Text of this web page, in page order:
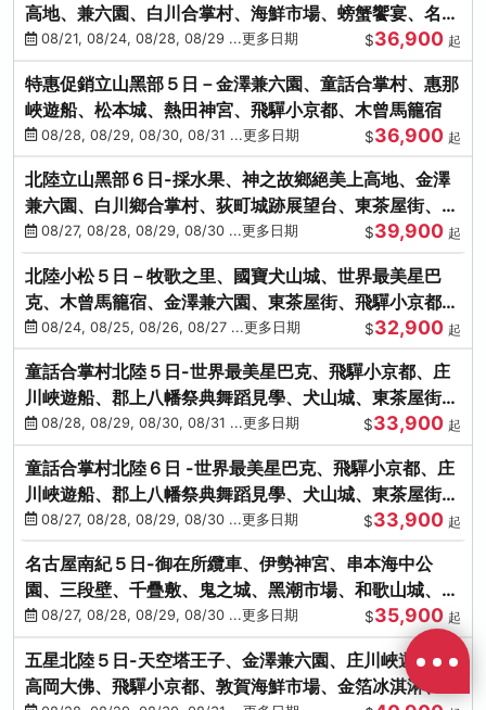
高地、兼六園、白川合掌村、海鮮市場、螃蟹饗宴、名湯
雙溫泉
08/21, 08/24, 08/28, 08/29 ...更多日期 $36,900 起
特惠促銷立山黑部５日－金澤兼六園、童話合掌村、惠那
峽遊船、松本城、熱田神宮、飛驒小京都、木曾馬籠宿
08/28, 08/29, 08/30, 08/31 ...更多日期 $36,900 起
北陸立山黑部６日-採水果、神之故鄉絕美上高地、金澤
兼六園、白川鄉合掌村、荻町城跡展望台、東茶屋街、名
花之里絢爛花海
08/27, 08/28, 08/29, 08/30 ...更多日期 $39,900 起
北陸小松５日－牧歌之里、國寶犬山城、世界最美星巴
克、木曾馬籠宿、金澤兼六園、東茶屋街、飛驒小京都、
白川鄉合掌村
08/24, 08/25, 08/26, 08/27 ...更多日期 $32,900 起
童話合掌村北陸５日-世界最美星巴克、飛驒小京都、庄
川峽遊船、郡上八幡祭典舞蹈見學、犬山城、東茶屋街、
松葉蟹、金箔冰淇淋
08/28, 08/29, 08/30, 08/31 ...更多日期 $33,900 起
童話合掌村北陸６日 -世界最美星巴克、飛驒小京都、庄
川峽遊船、郡上八幡祭典舞蹈見學、犬山城、東茶屋街、
松葉蟹、金箔冰淇淋
08/27, 08/28, 08/29, 08/30 ...更多日期 $33,900 起
名古屋南紀５日-御在所纜車、伊勢神宮、串本海中公
園、三段壁、千疊敷、鬼之城、黑潮市場、和歌山城、伊
勢龍蝦溫泉
08/27, 08/28, 08/29, 08/30 ...更多日期 $35,900 起
五星北陸５日-天空塔王子、金澤兼六園、庄川峽遊船、
高岡大佛、飛驒小京都、敦賀海鮮市場、金箔冰淇淋、鰻